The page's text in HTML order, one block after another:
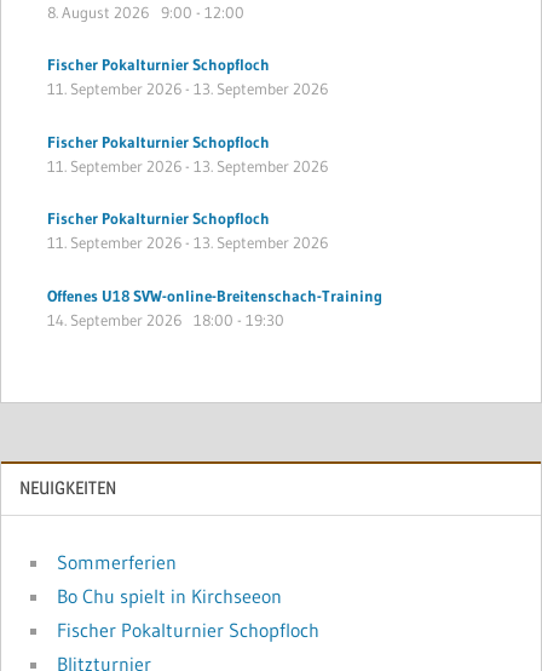
8. August 2026 9:00 - 12:00
Fischer Pokalturnier Schopfloch
11. September 2026- 13. September 2026
Fischer Pokalturnier Schopfloch
11. September 2026- 13. September 2026
Fischer Pokalturnier Schopfloch
11. September 2026- 13. September 2026
Offenes U18 SVW-online-Breitenschach-Training
14. September 2026 18:00 - 19:30
NEUIGKEITEN
Sommerferien
Bo Chu spielt in Kirchseeon
Fischer Pokalturnier Schopfloch
Blitzturnier